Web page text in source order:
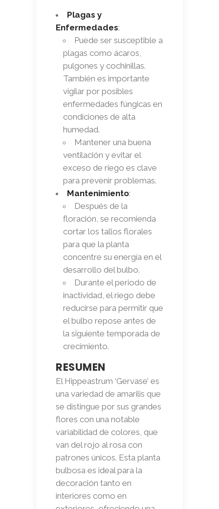
Plagas y
Enfermedades:
Puede ser susceptible a
plagas como ácaros,
pulgones y cochinillas.
También es importante
vigilar por posibles
enfermedades fúngicas en
condiciones de alta
humedad.
Mantener una buena
ventilación y evitar el
exceso de riego es clave
para prevenir problemas.
Mantenimiento:
Después de la
floración, se recomienda
cortar los tallos florales
para que la planta
concentre su energía en el
desarrollo del bulbo.
Durante el periodo de
inactividad, el riego debe
reducirse para permitir que
el bulbo repose antes de
la siguiente temporada de
crecimiento.
RESUMEN
El Hippeastrum ‘Gervase’ es
una variedad de amarilis que
se distingue por sus grandes
flores con una notable
variabilidad de colores, que
van del rojo al rosa con
patrones únicos. Esta planta
bulbosa es ideal para la
decoración tanto en
interiores como en